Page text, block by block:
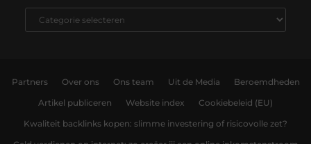
Partners Over ons Ons team Uit de Media Beroemdheden
Artikel publiceren Website index Cookiebeleid (EU)
Kwaliteit backlinks kopen: slimme investering of risicovolle zet?